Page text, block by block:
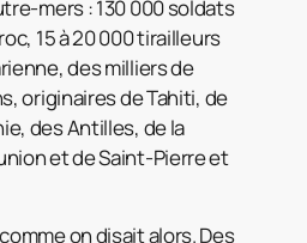
mers : 130 000 soldats
15 à 20 000 tirailleurs
des milliers de
originaires de Tahiti, de
des Antilles, de la
et de Saint-Pierre et
on disait alors. Des